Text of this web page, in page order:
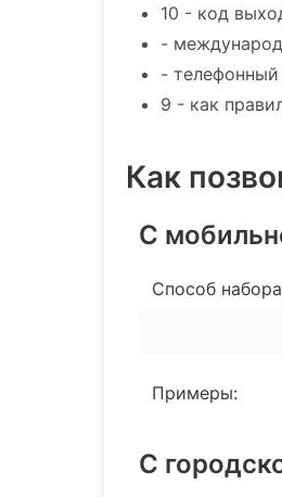
10 - код
-
-
9 - как
Как
С
Способ
Примеры:
С